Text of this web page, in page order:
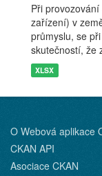
Při
zařízení) v
průmyslu, se
skutečností, že
XLSX
O Webová aplikace
CKAN API
Asociace CKAN